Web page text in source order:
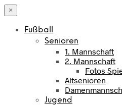
×
Fußball
Senioren
1. Mannschaft
2. Mannschaft
Fotos
Altsenioren
Jugend